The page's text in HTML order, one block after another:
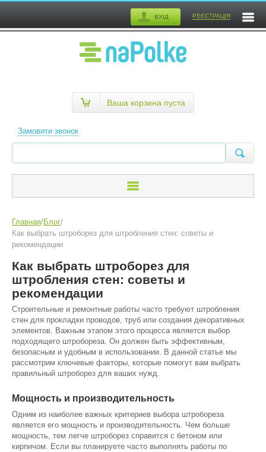
ВХІД РЕЄСТРАЦІЯ
Замовити звонок
Ваша корзина пуста
Главная/Блог/
Как выбрать штроборез для штробления стен: советы и
рекомендации
Как выбрать штроборез для
штробления стен: советы и
рекомендации
Строительные и ремонтные работы часто требуют штробления
стен для прокладки проводов, труб или создания декоративных
элементов. Важным этапом этого процесса является выбор
подходящего штробореза. Он должен быть эффективным,
безопасным и удобным в использовании. В данной статье мы
рассмотрим ключевые факторы, которые помогут вам выбрать
правильный штроборез для ваших нужд.
Мощность и производительность
Одним из наиболее важных критериев выбора штробореза
является его мощность и производительность. Чем больше
мощность, тем легче штроборез справится с бетоном или
кирпичом. Если вы планируете часто выполнять работы по